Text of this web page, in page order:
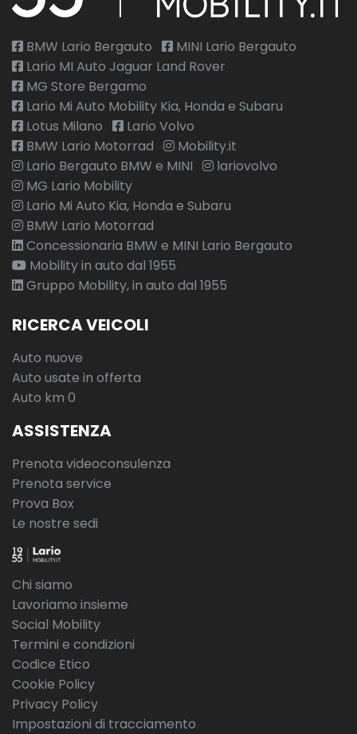
BMW Lario Bergauto
MINI Lario Bergauto
Lario MI Auto Jaguar Land Rover
MG Store Bergamo
Lario Mi Auto Mobility Kia, Honda e Subaru
Lotus Milano
Lario Volvo
BMW Lario Motorrad
Mobility.it
Lario Bergauto BMW e MINI
lariovolvo
MG Lario Mobility
Lario Mi Auto Kia, Honda e Subaru
BMW Lario Motorrad
Concessionaria BMW e MINI Lario Bergauto
Mobility in auto dal 1955
Gruppo Mobility, in auto dal 1955
RICERCA VEICOLI
Auto nuove
Auto usate in offerta
Auto km 0
ASSISTENZA
Prenota videoconsulenza
Prenota service
Prova Box
Le nostre sedi
Chi siamo
Lavoriamo insieme
Social Mobility
Termini e condizioni
Codice Etico
Cookie Policy
Privacy Policy
Impostazioni di tracciamento